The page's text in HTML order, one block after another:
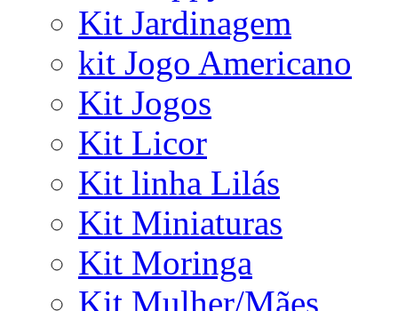
Kit Jardinagem
kit Jogo Americano
Kit Jogos
Kit Licor
Kit linha Lilás
Kit Miniaturas
Kit Moringa
Kit Mulher/Mães